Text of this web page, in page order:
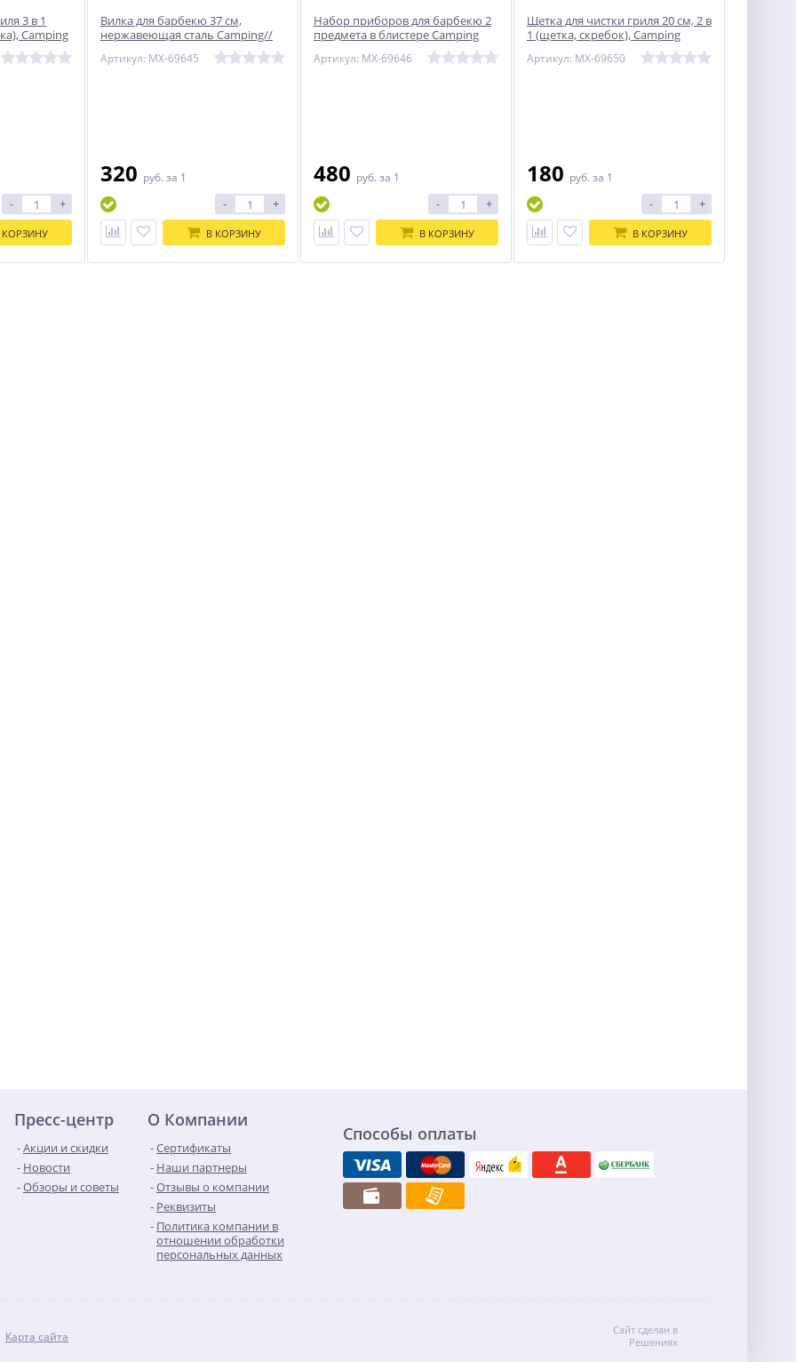
3 в 1
Camping
- +
КОРЗИНУ
Вилка для барбекю 37 см,
нержавеющая сталь Camping//
Артикул: MX-69645
320 руб. за 1
- +
В КОРЗИНУ
Набор приборов для барбекю 2
предмета в блистере Camping
Артикул: MX-69646
480 руб. за 1
- +
В КОРЗИНУ
Щетка для чистки гриля 20 см, 2 в
1 (щетка, скребок), Camping
Артикул: MX-69650
180 руб. за 1
- +
В КОРЗИНУ
Пресс-центр
Акции и скидки
Новости
Обзоры и советы
О Компании
Сертификаты
Наши партнеры
Отзывы о компании
Реквизиты
Политика компании в
отношении обработки
персональных данных
Способы оплаты
Карта сайта
Сайт сделан в
Решениях